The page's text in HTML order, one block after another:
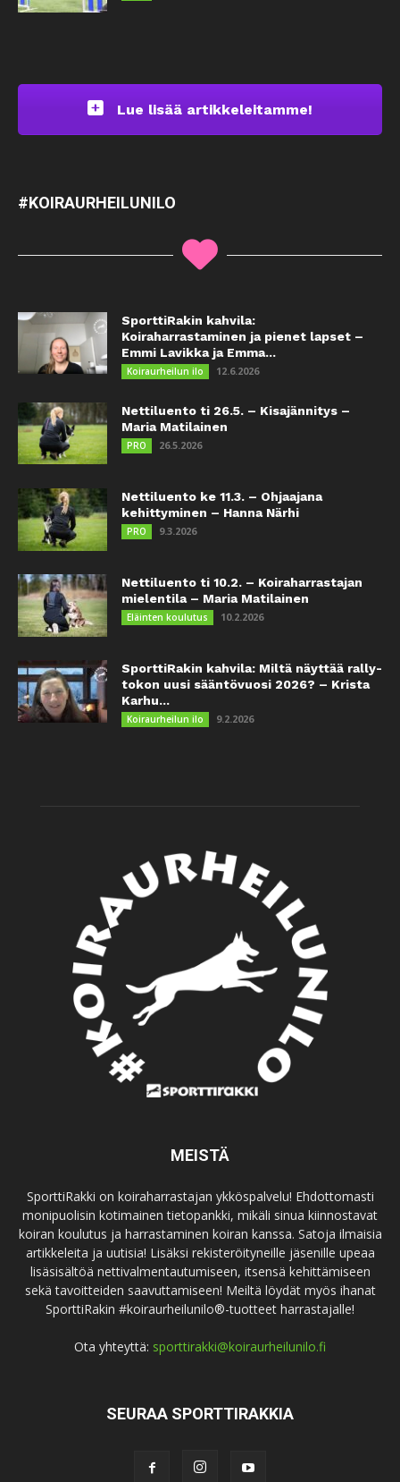
Lue lisää artikkeleitamme!
#KOIRAURHEILUNILO
SporttiRakin kahvila:
Koiraharrastaminen ja pienet lapset –
Emmi Lavikka ja Emma...
Koiraurheilun ilo 12.6.2026
Nettiluento ti 26.5. – Kisajännitys –
Maria Matilainen
PRO 26.5.2026
Nettiluento ke 11.3. – Ohjaajana
kehittyminen – Hanna Närhi
PRO 9.3.2026
Nettiluento ti 10.2. – Koiraharrastajan
mielentila – Maria Matilainen
Eläinten koulutus 10.2.2026
SporttiRakin kahvila: Miltä näyttää rally-
tokon uusi sääntövuosi 2026? – Krista
Karhu...
Koiraurheilun ilo 9.2.2026
MEISTÄ
SporttiRakki on koiraharrastajan ykköspalvelu! Ehdottomasti
monipuolisin kotimainen tietopankki, mikäli sinua kiinnostavat
koiran koulutus ja harrastaminen koiran kanssa. Satoja ilmaisia
artikkeleita ja uutisia! Lisäksi rekisteröityneille jäsenille upeaa
lisäsisältöä nettivalmentautumiseen, itsensä kehittämiseen
sekä tavoitteiden saavuttamiseen! Meiltä löydät myös ihanat
SporttiRakin #koiraurheilunilo®-tuotteet harrastajalle!
Ota yhteyttä: sporttirakki@koiraurheilunilo.fi
SEURAA SPORTTIRAKKIA